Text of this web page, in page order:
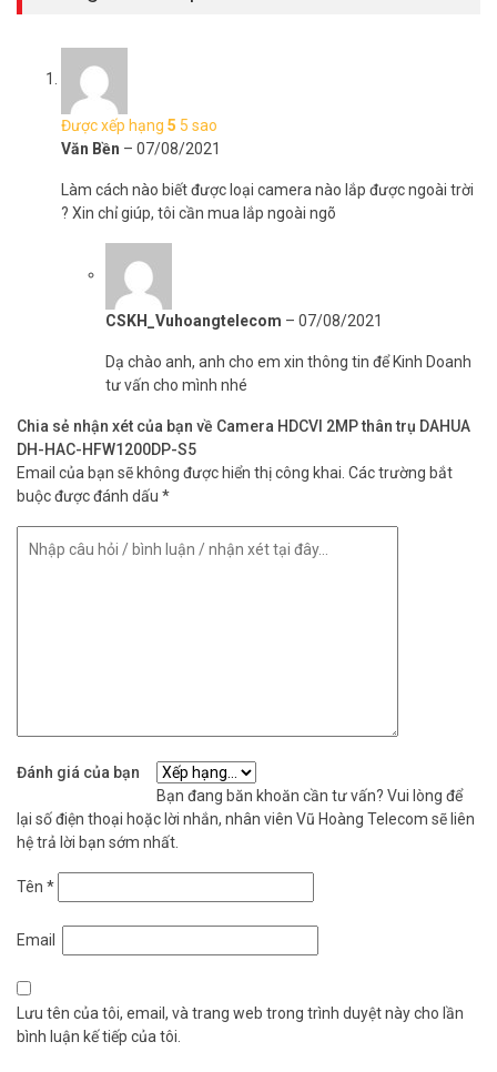
Được xếp hạng 5 5 sao
Văn Bền – 07/08/2021
Làm cách nào biết được loại camera nào lắp được ngoài trời
? Xin chỉ giúp, tôi cần mua lắp ngoài ngõ
CSKH_Vuhoangtelecom – 07/08/2021
Dạ chào anh, anh cho em xin thông tin để Kinh Doanh
tư vấn cho mình nhé
Chia sẻ nhận xét của bạn về Camera HDCVI 2MP thân trụ DAHUA
DH-HAC-HFW1200DP-S5
Email của bạn sẽ không được hiển thị công khai. Các trường bắt
buộc được đánh dấu *
Đánh giá của bạn
Bạn đang băn khoăn cần tư vấn? Vui lòng để
lại số điện thoại hoặc lời nhắn, nhân viên Vũ Hoàng Telecom sẽ liên
hệ trả lời bạn sớm nhất.
Tên *
Email
Lưu tên của tôi, email, và trang web trong trình duyệt này cho lần
bình luận kế tiếp của tôi.